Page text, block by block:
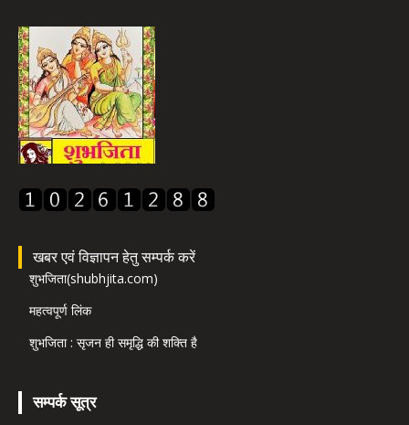
खबर एवं विज्ञापन हेतु सम्पर्क करें
शुभजिता(shubhjita.com)
महत्वपूर्ण लिंक
शुभजिता : सृजन ही समृद्धि की शक्ति है
सम्पर्क सूत्र